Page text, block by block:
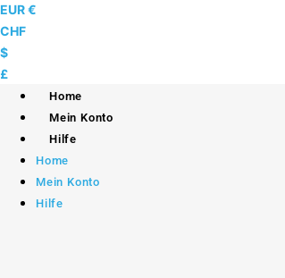
Skip
to
content
EUR €
CHF
$
£
Home
Mein Konto
Hilfe
Home
Mein Konto
Hilfe